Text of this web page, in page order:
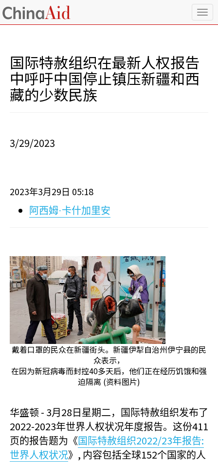
T
o
国际特赦组织在最新人权报告
中呼吁中国停止镇压新疆和西
藏的少数民族
3/29/2023
2023年3月 29 日 05:18
阿西姆·卡什加里安
戴着口罩的民众在新疆街头。新疆伊犁自治州伊宁县的民
众表示，
在因为新冠病毒而封控40多天后，他们正在经历饥饿和强
迫隔离 (资料图片)
华盛顿 - 3月 28 日星期二，国际特赦组织发布了
2022-2023年世界人权状况年度报告。这份411
页的报告题为《 国际特赦组织2022/23年报告:
世界人权状况》 , 内容包括全球152个国家的人